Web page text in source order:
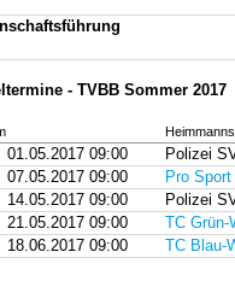
- TVBB Sommer 2017
01.05.2017 09:00
Polizei
07.05.2017 09:00
Pro
14.05.2017 09:00
Polizei
21.05.2017 09:00
TC Grün-
18.06.2017 09:00 TC Blau-